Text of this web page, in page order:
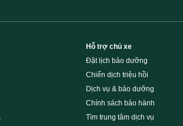
Hỗ trợ chủ xe
Đặt lịch bảo dưỡng
Chiến dịch triệu hồi
Dịch vụ & bảo dưỡng
Chính sách bảo hành
Tìm trung tâm dịch vụ